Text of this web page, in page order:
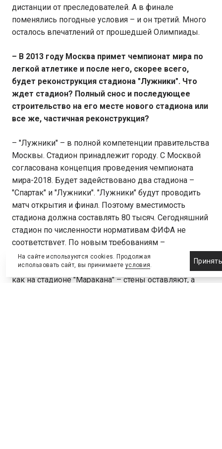
дистанции от преследователей. А в финале
поменялись погодные условия – и он третий. Много
осталось впечатлений от прошедшей Олимпиады.
– В 2013 году Москва примет чемпионат мира по
легкой атлетике и после него, скорее всего,
будет реконструкция стадиона "Лужники". Что
ждет стадион? Полный снос и последующее
строительство на его месте нового стадиона или
все же, частичная реконструкция?
– "Лужники" – в полной компетенции правительства
Москвы. Стадион принадлежит городу. С Москвой
согласована концепция проведения чемпионата
мира-2018. Будет задействовано два стадиона –
"Спартак" и "Лужники". "Лужники" будут проводить
матч открытия и финал. Поэтому вместимость
стадиона должна составлять 80 тысяч. Сегодняшний
стадион по численности нормативам ФИФА не
соответствует. По новым требованиям –
безопасности, комфорта, размещения, трансляции,
тоже не все гладко. Есть два варианта: первый, это
как на стадионе "Маракана" – стены оставляют, а
На сайте используются cookies. Продолжая
использовать сайт, вы принимаете условия.
Принять